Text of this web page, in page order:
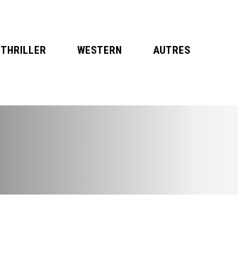
THRILLER WESTERN AUTRES